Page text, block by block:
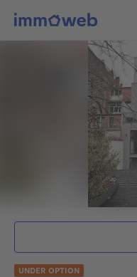
UNDER OPTION